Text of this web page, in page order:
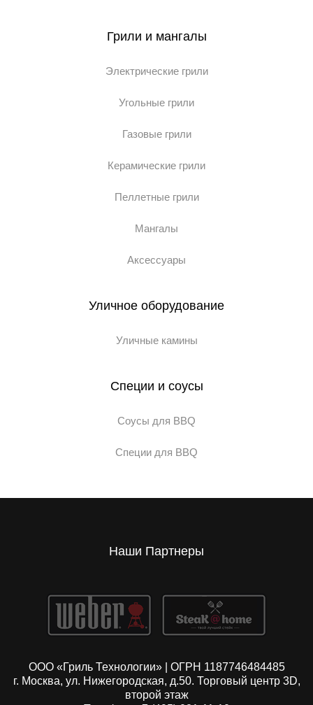
Грили и мангалы
Электрические грили
Угольные грили
Газовые грили
Керамические грили
Пеллетные грили
Мангалы
Аксессуары
Уличное оборудование
Уличные камины
Специи и соусы
Соусы для BBQ
Специи для BBQ
Наши Партнеры
ООО «Гриль Технологии» | ОГРН 1187746484485
г. Москва, ул. Нижегородская, д.50. Торговый центр 3D,
второй этаж